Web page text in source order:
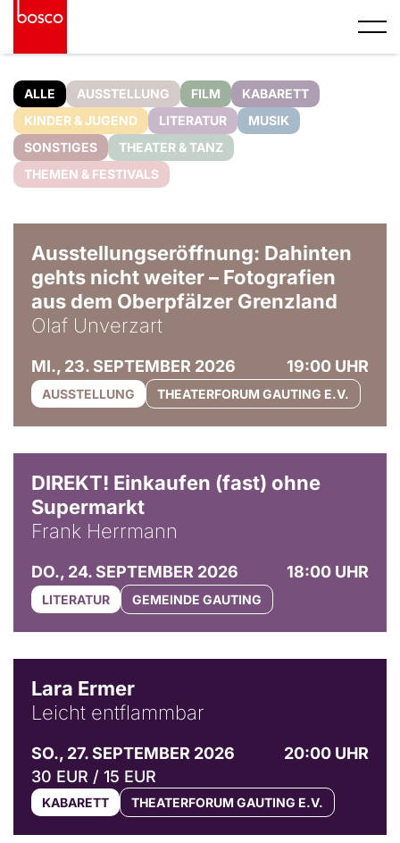
ALLE AUSSTELLUNG FILM
KABARETT
KINDER & JUGEND
LITERATUR
MUSIK
SONSTIGES
THEATER & TANZ
THEMEN & FESTIVALS
Ausstellungseröffnung: Dahinten
gehts nicht weiter – Fotografien
aus dem Oberpfälzer Grenzland
Olaf Unverzart
MI., 23. SEPTEMBER 2026 19:00 UHR
AUSSTELLUNG THEATERFORUM GAUTING E.V.
DIREKT! Einkaufen (fast) ohne
Supermarkt
Frank Herrmann
DO., 24. SEPTEMBER 2026 18:00 UHR
LITERATUR GEMEINDE GAUTING
Lara Ermer
Leicht entflammbar
SO., 27. SEPTEMBER 2026
20:00 UHR
30 EUR / 15 EUR
KABARETT THEATERFORUM GAUTING E.V.